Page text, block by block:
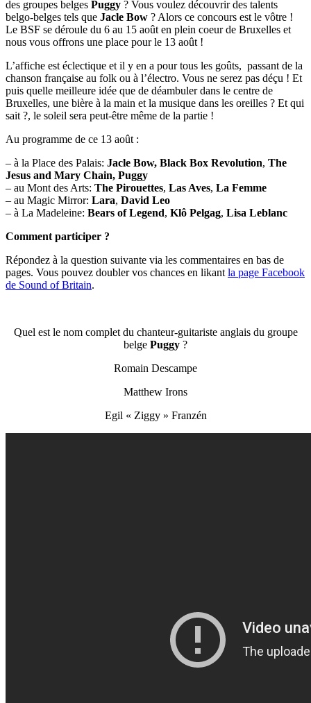
des groupes belges Puggy ? Vous voulez découvrir des talents
belgo-belges tels que Jacle Bow ? Alors ce concours est le vôtre !
Le BSF se déroule du 6 au 15 août en plein coeur de Bruxelles et
nous vous offrons une place pour le 13 août !
L’affiche est éclectique et il y en a pour tous les goûts, passant de la
chanson française au folk ou à l’électro. Vous ne serez pas déçu ! Et
puis quelle meilleure idée que de déambuler dans le centre de
Bruxelles, une bière à la main et la musique dans les oreilles ? Et qui
sait ?, le soleil sera peut-être même de la partie !
Au programme de ce 13 août :
– à la Place des Palais: Jacle Bow, Black Box Revolution, The
Jesus and Mary Chain, Puggy
– au Mont des Arts: The Pirouettes, Las Aves, La Femme
– au Magic Mirror: Lara, David Leo
– à La Madeleine: Bears of Legend, Klô Pelgag, Lisa Leblanc
Comment participer ?
Répondez à la question suivante via les commentaires en bas de
pages. Vous pouvez doubler vos chances en likant la page Facebook
de Sound of Britain.
Quel est le nom complet du chanteur-guitariste anglais du groupe
belge Puggy ?
Romain Descampe
Matthew Irons
Egil « Ziggy » Franzén